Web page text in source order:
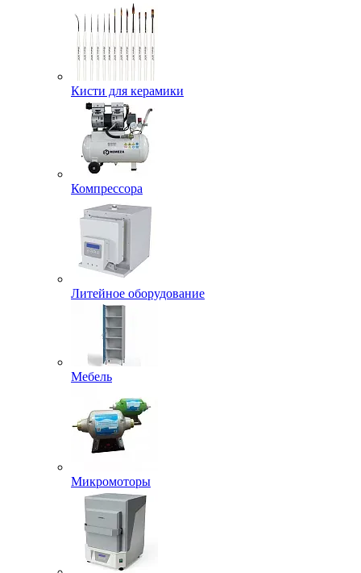
Кисти для керамики
Компрессора
Литейное оборудование
Мебель
Микромоторы